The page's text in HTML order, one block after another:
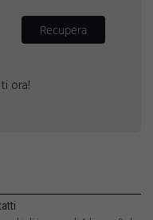
Recupera
ora!